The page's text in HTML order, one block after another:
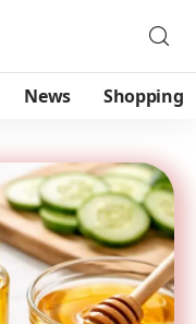
News Shopping